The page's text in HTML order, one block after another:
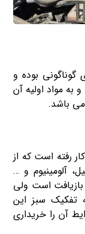
بوده و
به مواد اولیه آن
باشد.
رفته است که از
آلومینیوم و …
بازیافت است ولی
تفکیک سبز این
آن را خریداری